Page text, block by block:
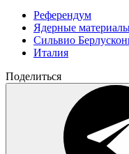
Референдум
Ядерные
Сильвио
Италия
Поделиться